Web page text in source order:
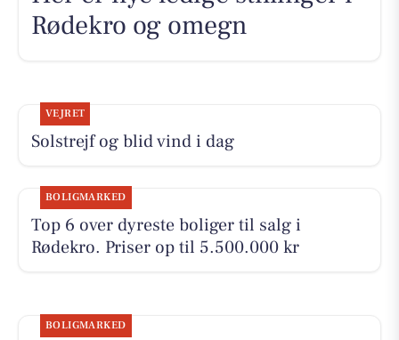
Rødekro og omegn
VEJRET
Solstrejf og blid vind i dag
BOLIGMARKED
Top 6 over dyreste boliger til salg i
Rødekro. Priser op til 5.500.000 kr
BOLIGMARKED